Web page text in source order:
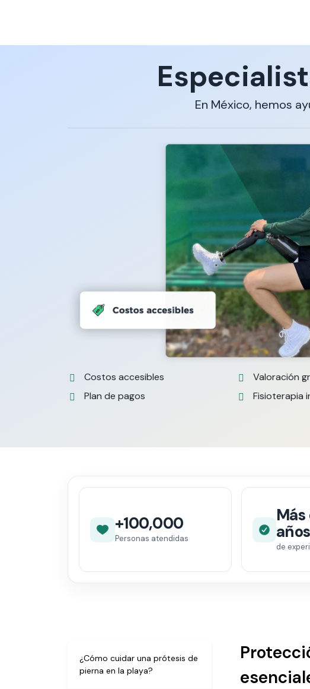
En México, hemos
Costos accesibles
Plan de pagos
Valoración
Fisioterapia
+100,000
Personas atendidas
años
de
¿Cómo cuidar una prótesis de
pierna en la playa?